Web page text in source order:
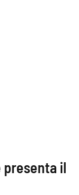
presenta il